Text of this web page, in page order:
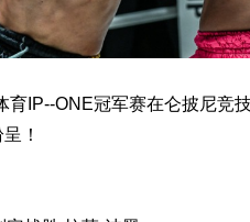
育IP--ONE冠军赛在仑披尼竞
！